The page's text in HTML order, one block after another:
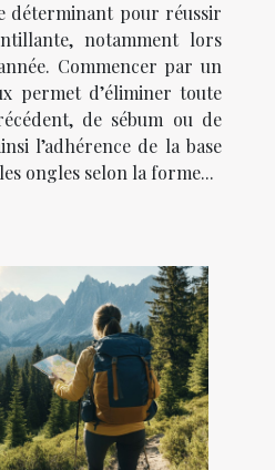
déterminant pour réussir
notamment lors
Commencer par un
permet d’éliminer toute
de sébum ou de
l’adhérence de la base
ongles selon la forme...